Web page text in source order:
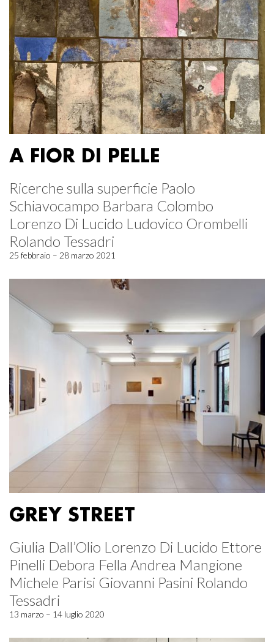
A FIOR DI PELLE
Ricerche sulla superficie Paolo
Schiavocampo Barbara Colombo
Lorenzo Di Lucido Ludovico Orombelli
Rolando Tessadri
25 febbraio – 28 marzo 2021
GREY STREET
Giulia Dall’Olio Lorenzo Di Lucido Ettore
Pinelli Debora Fella Andrea Mangione
Michele Parisi Giovanni Pasini Rolando
Tessadri
13 marzo – 14 luglio 2020